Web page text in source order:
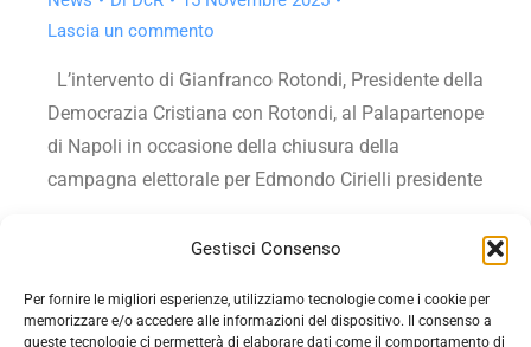
Gestisci Consenso
Per fornire le migliori esperienze, utilizziamo tecnologie come i cookie per
memorizzare e/o accedere alle informazioni del dispositivo. Il consenso a
queste tecnologie ci permetterà di elaborare dati come il comportamento di
Lascia un commento
L’intervento di Gianfranco Rotondi, Presidente della
Democrazia Cristiana con Rotondi, al Palapartenope
di Napoli in occasione della chiusura della
campagna elettorale per Edmondo Cirielli presidente